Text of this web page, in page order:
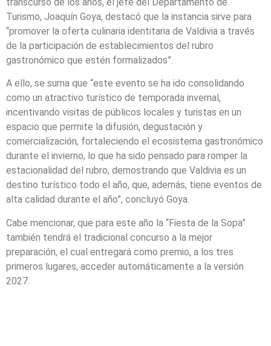
Turismo, Joaquín Goya, destacó que la instancia sirve para
“promover la oferta culinaria identitaria de Valdivia a través
de la participación de establecimientos del rubro
gastronómico que estén formalizados”.
A ello, se suma que “este evento se ha ido consolidando
como un atractivo turístico de temporada invernal,
incentivando visitas de públicos locales y turistas en un
espacio que permite la difusión, degustación y
comercialización, fortaleciendo el ecosistema gastronómico
durante el invierno, lo que ha sido pensado para romper la
estacionalidad del rubro, demostrando que Valdivia es un
destino turístico todo el año, que, además, tiene eventos de
alta calidad durante el año”, concluyó Goya.
Cabe mencionar, que para este año la “Fiesta de la Sopa”
también tendrá el tradicional concurso a la mejor
preparación, el cual entregará como premio, a los tres
primeros lugares, acceder automáticamente a la versión
2027.